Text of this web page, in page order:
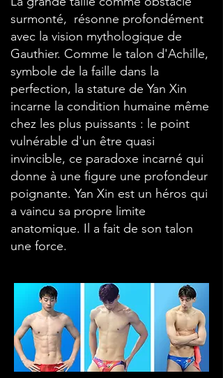
surmonté, résonne profondément
avec la vision mythologique de
Gauthier. Comme le talon d'Achille,
symbole de la faille dans la
perfection, la stature de Yan Xin
incarne la condition humaine même
chez les plus puissants : le point
vulnérable d'un être quasi
invincible, ce paradoxe incarné qui
donne à une figure une profondeur
poignante. Yan Xin est un héros qui
a vaincu sa propre limite
anatomique. Il a fait de son talon
une force.